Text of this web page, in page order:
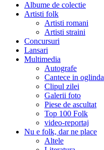
Albume de colectie
Artisti folk
Artisti romani
Artisti straini
Concursuri
Lansari
Multimedia
Autografe
Cantece in oglinda
Clipul zilei
Galerii foto
Piese de ascultat
Top 100 Folk
video-reportaj
Nu e folk, dar ne place
Altele